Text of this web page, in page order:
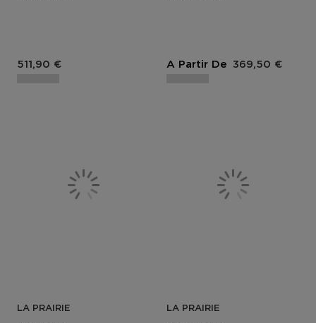
Prix du produit
511,90 € A Partir De Prix du produit
369,50 €
LA PRAIRIE LA PRAIRIE